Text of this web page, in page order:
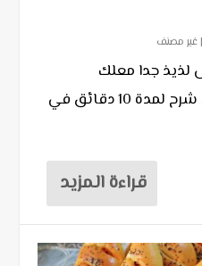
|غير مصنف
لذيذ جدا معلك
اقتصادي بكمية كتيرة في شرح لمدة 10 دقائق في
قراءة المزيد